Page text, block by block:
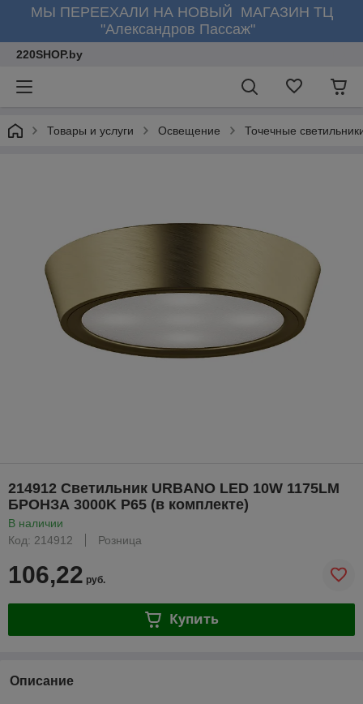
МЫ ПЕРЕЕХАЛИ НА НОВЫЙ МАГАЗИН ТЦ
"Александров Пассаж"
220SHOP.by
Товары и услуги Освещение Точечные
214912 Светильник URBANO LED 10W 1175LM
БРОНЗА 3000K P65 (в комплекте)
В наличии
Код: 214912
Розница
106,22 руб.
Купить
Описание